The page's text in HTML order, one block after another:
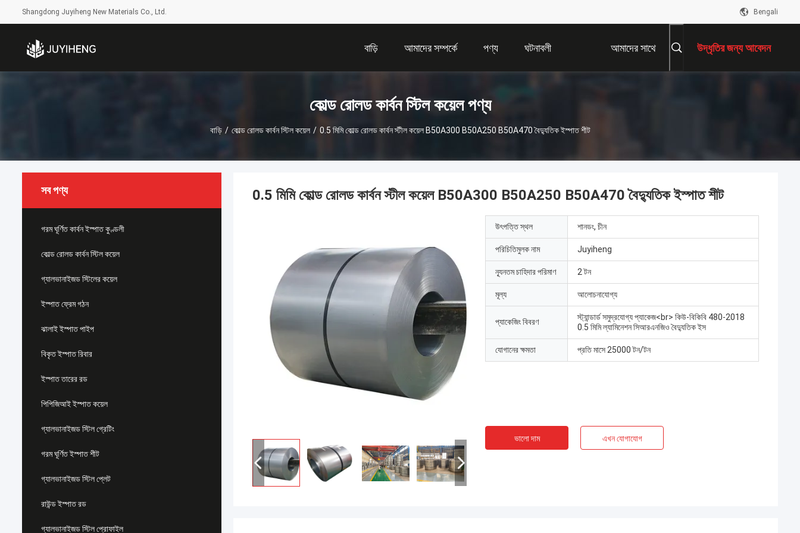
Shangdong Juyiheng New Materials Co., Ltd. Bengali
বাড়ি আমাদের সম্পর্কে পণ্য ঘটনাবলী আমাদের সাথে উদ্ধৃতির জন্য আবেদন
কোল্ড রোলড কার্বন স্টিল কয়েল পণ্য
বাড়ি / কোল্ড রোলড কার্বন স্টিল কয়েল / 0.5 মিমি কোল্ড রোলড কার্বন স্টীল কয়েল B50A300 B50A250 B50A470 বৈদ্যুতিক ইস্পাত শীট
সব পণ্য
গরম ঘূর্ণিত কার্বন ইস্পাত কুণ্ডলী
কোল্ড রোলড কার্বন স্টিল কয়েল
গ্যালভানাইজড স্টিলের কয়েল
ইস্পাত ফ্রেম গঠন
ঝালাই ইস্পাত পাইপ
বিকৃত ইস্পাত রিবার
ইস্পাত তারের রড
পিপিজিআই ইস্পাত কয়েল
গ্যালভানাইজড স্টিল গ্রেটিং
গরম ঘূর্ণিত ইস্পাত শীট
গ্যালভানাইজড স্টিল প্লেট
রাউন্ড ইস্পাত রড
গ্যালভানাইজড স্টিল প্রোফাইল
0.5 মিমি কোল্ড রোলড কার্বন স্টীল কয়েল B50A300 B50A250 B50A470 বৈদ্যুতিক ইস্পাত শীট
উৎপত্তি স্থল শানডং, চীন
পরিচিতিমুলক নাম Juyiheng
ন্যূনতম চাহিদার পরিমাণ 2 টন
মূল্য আলোচনাযোগ্য
প্যাকেজিং বিবরণ
স্ট্যান্ডার্ড সমুদ্রযোগ্য প্যাকেজ<br> কিউ-বিকিবি 480-2018
0.5 মিমি ল্যামিনেশন সিআরএনজিও বৈদ্যুতিক ইস
যোগানের ক্ষমতা প্রতি মাসে 25000 টন/টন
ভালো দাম এখন যোগাযোগ